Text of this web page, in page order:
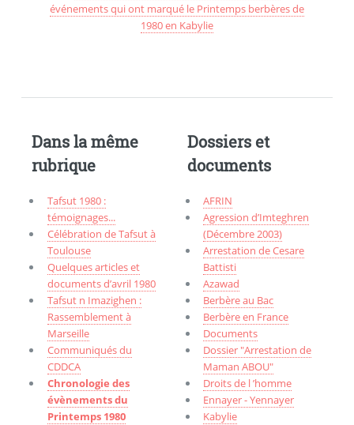
événements qui ont marqué le Printemps berbères de
1980 en Kabylie
Dans la même
rubrique
Tafsut 1980 :
témoignages...
Célébration de Tafsut à
Toulouse
Quelques articles et
documents d’avril 1980
Tafsut n Imazighen :
Rassemblement à
Marseille
Communiqués du
CDDCA
Chronologie des
évènements du
Printemps 1980
Dossiers et
documents
AFRIN
Agression d’Imteghren
(Décembre 2003)
Arrestation de Cesare
Battisti
Azawad
Berbère au Bac
Berbère en France
Documents
Dossier "Arrestation de
Maman ABOU"
Droits de l ’homme
Ennayer - Yennayer
Kabylie